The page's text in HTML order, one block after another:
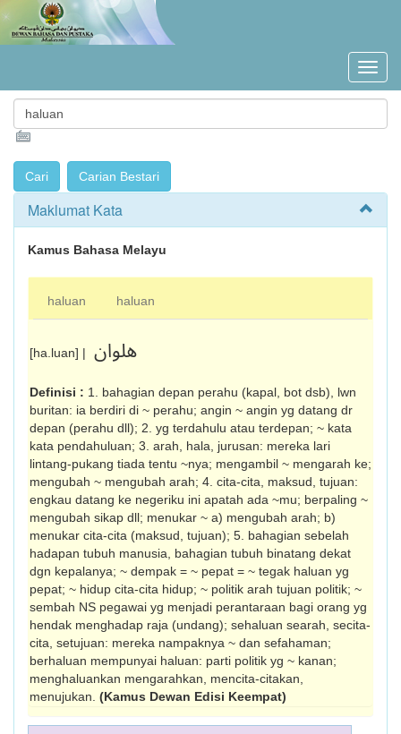
Maklumat Kata
Kamus Bahasa Melayu
haluan haluan
[ha.luan] | هلوان
Definisi : 1. bahagian depan perahu (kapal, bot dsb), lwn
buritan: ia berdiri di ~ perahu; angin ~ angin yg datang dr
depan (perahu dll); 2. yg terdahulu atau terdepan; ~ kata
kata pendahuluan; 3. arah, hala, jurusan: mereka lari
lintang-pukang tiada tentu ~nya; mengambil ~ mengarah ke;
mengubah ~ mengubah arah; 4. cita-cita, maksud, tujuan:
engkau datang ke negeriku ini apatah ada ~mu; berpaling ~
mengubah sikap dll; menukar ~ a) mengubah arah; b)
menukar cita-cita (maksud, tujuan); 5. bahagian sebelah
hadapan tubuh manusia, bahagian tubuh binatang dekat
dgn kepalanya; ~ dempak = ~ pepat = ~ tegak haluan yg
pepat; ~ hidup cita-cita hidup; ~ politik arah tujuan politik; ~
sembah NS pegawai yg menjadi perantaraan bagi orang yg
hendak menghadap raja (undang); sehaluan searah, secita-
cita, setujuan: mereka nampaknya ~ dan sefahaman;
berhaluan mempunyai haluan: parti politik yg ~ kanan;
menghaluankan mengarahkan, mencita-citakan,
menujukan. (Kamus Dewan Edisi Keempat)